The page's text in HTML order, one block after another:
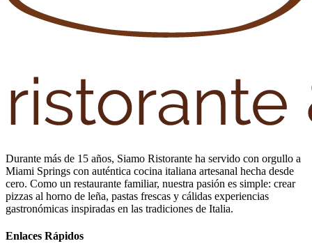
Durante más de 15 años, Siamo Ristorante ha servido con orgullo a
Miami Springs con auténtica cocina italiana artesanal hecha desde
cero. Como un restaurante familiar, nuestra pasión es simple: crear
pizzas al horno de leña, pastas frescas y cálidas experiencias
gastronómicas inspiradas en las tradiciones de Italia.
Enlaces Rápidos